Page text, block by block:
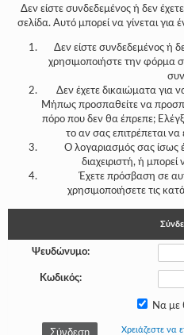
-
-
-
-
-
-
Δεν είστε συνδεδεμένος ή δεν
σελίδα. Αυτό μπορεί να γίνεται
Δεν είστε συνδεδεμένος ή
χρησιμοποιήστε την φόρμα
Δεν έχετε δικαιώματα για
Μήπως προσπαθείτε να
πόρο που δεν θα έπρεπε;
το αν σας επιτρέπεται να
Ο λογαριασμός σας ίσως
διαχειριστή, ή
Έχετε πρόσβαση σε
χρησιμοποιήσετε τις
Ψευδώνυμο:
Κωδικός:
Να με
Χρειάζεστε να